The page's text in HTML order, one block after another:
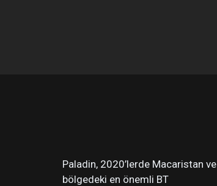
Paladin, 2020’lerde Macaristan ve
bölgedeki en önemli BT